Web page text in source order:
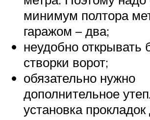
минимум полтора
гаражом – два;
неудобно открывать
створки ворот;
обязательно нужно
дополнительное
установка